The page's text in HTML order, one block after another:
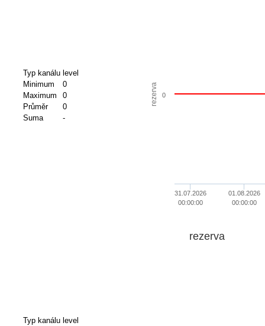
Typ kanálu level
Minimum
0
Maximum
0
Průměr
0
Suma
-
rezerva
31.07.2026
00:00:00
01.08.2026
00:00:00
0
Typ kanálu level
rezerva